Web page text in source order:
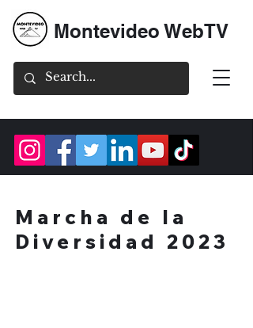
Montevideo WebTV
Marcha de la
Diversidad 2023